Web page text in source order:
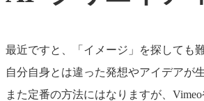
最近ですと、「イメージ」を探しても
自分自身とは違った発想やアイデアが
また定番の方法にはなりますが、